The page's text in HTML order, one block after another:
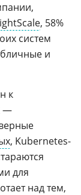
, 58%
систем
и
к
―
, Kubernetes-
для
над тем,